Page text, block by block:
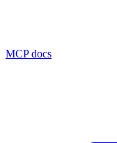
MCP docs